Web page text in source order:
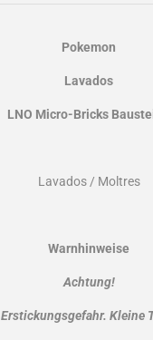
Pokemon
Lavados
LNO Micro-Bricks
Lavados / Moltres
Warnhinweise
Achtung!
Erstickungsgefahr. Kleine